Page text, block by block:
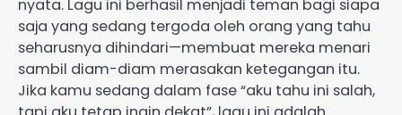
nyata. Lagu ini berhasil menjadi teman bagi siapa
saja yang sedang tergoda oleh orang yang tahu
seharusnya dihindari—membuat mereka menari
sambil diam-diam merasakan ketegangan itu.
Jika kamu sedang dalam fase “aku tahu ini salah,